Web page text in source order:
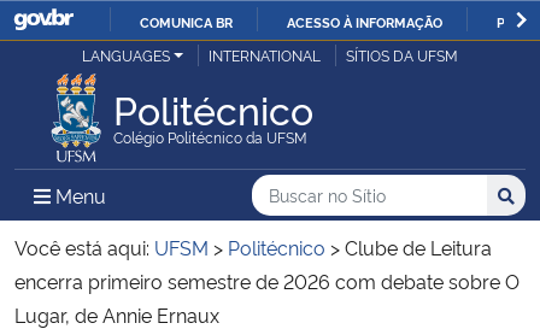
IR
O
COMUNICA BR ACESSO À INFORMAÇÃO
Ministério da Justiça e Segurança Pública
Ministério da Defesa
Ministério das Relações Exteriores
Ministério da Economia
LANGUAGES INTERNATIONAL SÍTIOS DA UFSM
Politécnico
Colégio Politécnico da UFSM
Menu Menu Principal do Sítio
Busca
Buscar no no Sítio
Busca:
Você está aqui: UFSM > Politécnico >Clube de Leitura
encerra primeiro semestre de 2026 com debate sobre O
Lugar, de Annie Ernaux